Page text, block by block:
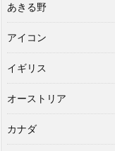
あきる野
アイコン
イギリス
オーストリア
カナダ